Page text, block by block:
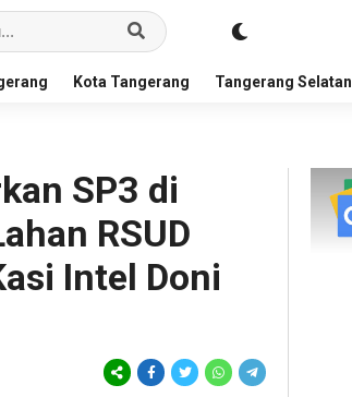
Kota Tangerang Tangerang Selatan
SP3 di
RSUD
Intel Doni